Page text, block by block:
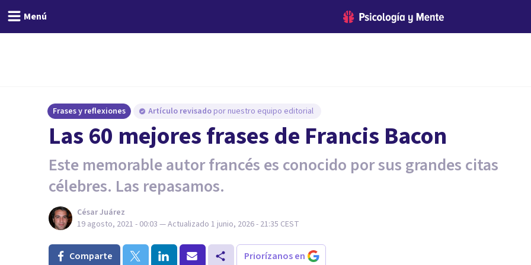
Menú
Frases y reflexiones Artículo revisado por nuestro equipo editorial
Las 60 mejores frases de Francis Bacon
Este memorable autor francés es conocido por sus grandes citas
célebres. Las repasamos.
César Juárez
19 agosto, 2021 - 00:03 — Actualizado 1 junio, 2026 - 21:35 CEST
Comparte Priorízanos en